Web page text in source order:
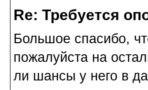
Re: Требуется
Большое спасибо,
пожалуйста на
ли шансы у него в